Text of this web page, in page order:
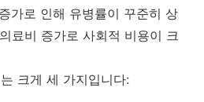
가로 인해 유병률이 꾸준히 상
료비 증가로 사회적 비용이 크
크게 세 가지입니다: